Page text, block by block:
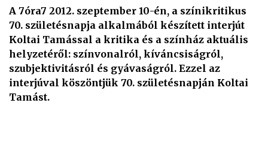
A 7óra7 2012. szeptember 10-én, a színikritikus
70. születésnapja alkalmából készített interjút
Koltai Tamással a kritika és a színház aktuális
helyzetéről: színvonalról, kíváncsiságról,
szubjektivitásról és gyávaságról. Ezzel az
interjúval köszöntjük 70. születésnapján Koltai
Tamást.